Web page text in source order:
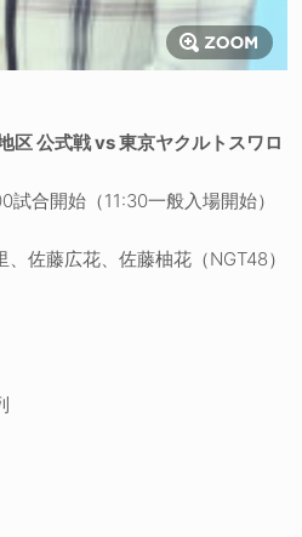
区 公式戦 vs 東京ヤクルトスワロ
合開始（11:30一般入場開始）
佐藤広花、佐藤柚花（NGT48）